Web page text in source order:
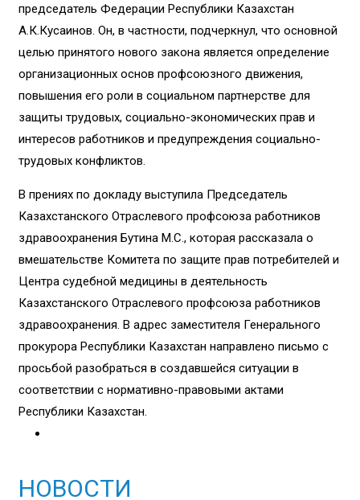
председатель Федерации Республики Казахстан
А.К.Кусаинов. Он, в частности, подчеркнул, что основной
целью принятого нового закона является определение
организационных основ профсоюзного движения,
повышения его роли в социальном партнерстве для
защиты трудовых, социально-экономических прав и
интересов работников и предупреждения социально-
трудовых конфликтов.
В прениях по докладу выступила Председатель
Казахстанского Отраслевого профсоюза работников
здравоохранения Бутина М.С., которая рассказала о
вмешательстве Комитета по защите прав потребителей и
Центра судебной медицины в деятельность
Казахстанского Отраслевого профсоюза работников
здравоохранения. В адрес заместителя Генерального
прокурора Республики Казахстан направлено письмо с
просьбой разобраться в создавшейся ситуации в
соответствии с нормативно-правовыми актами
Республики Казахстан.
НОВОСТИ